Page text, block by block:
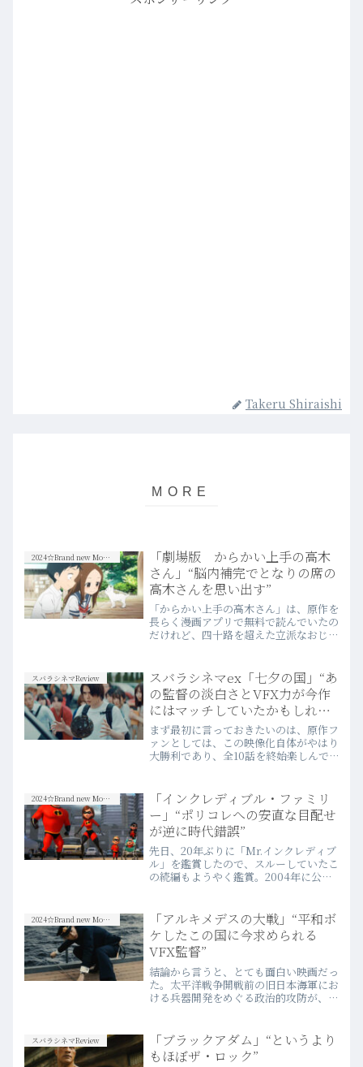
Takeru Shiraishi
2024☆Brand new Movies
「劇場版 からかい上手の高木
さん」“脳内補完でとなりの席の
高木さんを思い出す”
「からかい上手の高木さん」は、原作を
長らく漫画アプリで無料で読んでいたの
だけれど、四十路を超えた立派なおじさ
まい、先日ついに単行本を購入し始め
た。
スバラシネマReview
スバラシネマex「七夕の国」“あ
の監督の淡白さとVFX力が今作
にはマッチしていたかもしれな
い”
まず最初に言っておきたいのは、原作フ
ァンとしては、この映像化自体がやはり
大勝利であり、全10話を終始楽しんで
テンツとして、日の目を見たことが嬉し
かった。
2024☆Brand new Movies
「インクレディブル・ファミリ
ー」“ポリコレへの安直な目配せ
が逆に時代錯誤”
先日、20年ぶりに「Mr.インクレディブ
ル」を鑑賞したので、スルーしていたこ
の続編もようやく鑑賞。2004年に公開
開）もかかってしまったのだろう。
2024☆Brand new Movies
「アルキメデスの大戦」“平和ボ
ケしたこの国に今求められる
VFX監督”
結論から言うと、とても面白い映画だっ
た。太平洋戦争開戦前の旧日本海軍にお
ける兵器開発をめぐる政治的攻防が、事
スバラシネマReview
「ブラックアダム」“というより
もほぼザ・ロック”